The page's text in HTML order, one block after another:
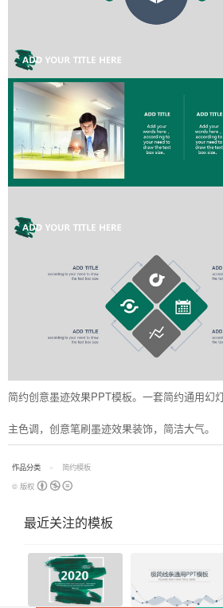
简约创意墨迹效果PPT模板。一套简约通用幻
主色调，创意笔刷墨迹效果装饰，简洁大气。
作品分类
简约模板
© 版权
最近关注的模板